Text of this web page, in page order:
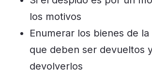
los motivos
Enumerar los bienes de
que deben ser devueltos
devolverlos